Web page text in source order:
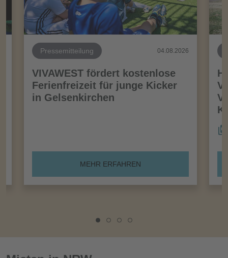
Pressemitteilung 04.08.2026
VIVAWEST fördert kostenlose
Ferienfreizeit für junge Kicker
in Gelsenkirchen
MEHR ERFAHREN